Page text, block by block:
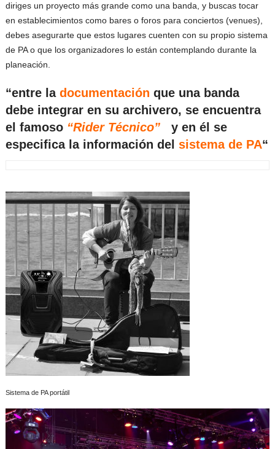
diriges un proyecto más grande como una banda, y buscas tocar
en establecimientos como bares o foros para conciertos (venues),
debes asegurarte que estos lugares cuenten con su propio sistema
de PA o que los organizadores lo están contemplando durante la
planeación.
“entre la documentación que una banda
debe integrar en su archivero, se encuentra
el famoso “Rider Técnico”y en él se
especifica la información del sistema de PA“
Sistema de PA portátil